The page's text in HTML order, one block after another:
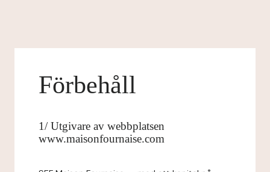
Förbehåll
1/ Utgivare av webbplatsen
www.maisonfournaise.com